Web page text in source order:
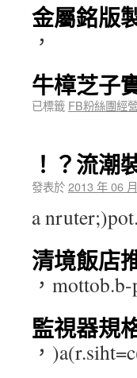
金屬銘版
，
牛樟芝子
已標籤 FB粉絲團經
！？流
發表於2013 年 06
a
清境飯店
，mottob.b-
監視器規
，